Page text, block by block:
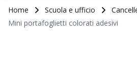
Home Scuola e ufficio
Mini portafoglietti colorati adesivi